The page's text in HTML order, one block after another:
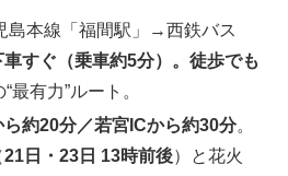
島本線「福間駅」→西鉄バス
車すぐ（乗車約5分）。徒歩でも
最有力”ルート。
ら約20分／若宮ICから約30分。
21日・23日 13時前後）と花火